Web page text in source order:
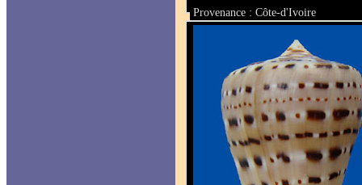
Provenance : Côte-d'Ivoire
Taille : 56 mm